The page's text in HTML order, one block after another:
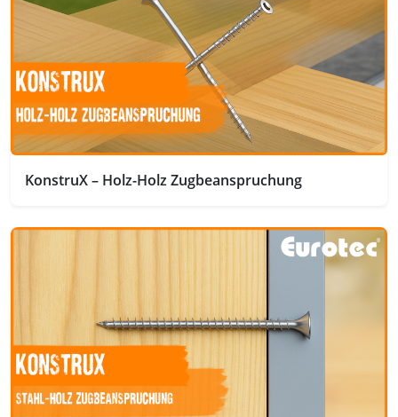
KonstruX – Holz-Holz Zugbeanspruchung